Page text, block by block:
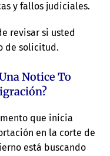
y fallos judiciales.
revisar si usted
de solicitud.
Notice To
que inicia
en la corte de
está buscando